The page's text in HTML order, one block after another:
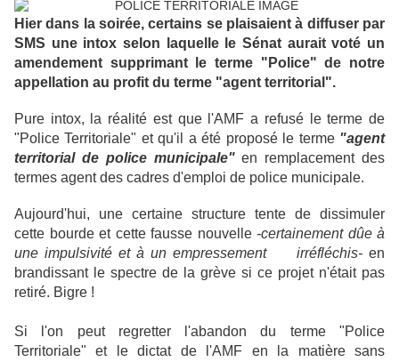
Hier dans la soirée, certains se plaisaient à diffuser par
SMS une intox selon laquelle le Sénat aurait voté un
amendement supprimant le terme "Police" de notre
appellation au profit du terme "agent territorial".
Pure intox, la réalité est que l'AMF a refusé le terme de
"Police Territoriale" et qu'il a été proposé le terme "agent
territorial de police municipale"en remplacement des
termes agent des cadres d'emploi de police municipale.
Aujourd'hui, une certaine structure tente de dissimuler
cette bourde et cette fausse nouvelle -certainement dûe à
une impulsivité et à un empressement irréfléchis- en
brandissant le spectre de la grève si ce projet n'était pas
retiré. Bigre !
Si l'on peut regretter l'abandon du terme "Police
Territoriale" et le dictat de l'AMF en la matière sans